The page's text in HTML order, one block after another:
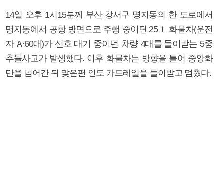
14일 오후 1시15분께 부산 강서구 명지동의 한 도로에서
명지동에서 공항 방면으로 주행 중이던 25ｔ 화물차(운전
자 A·60대)가 신호 대기 중이던 차량 4대를 들이받는 5중
추돌사고가 발생했다. 이후 화물차는 방향을 틀어 중앙화
단을 넘어간 뒤 맞은편 인도 가드레일을 들이받고 멈췄다.